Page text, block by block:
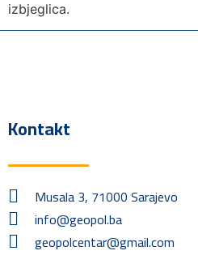
izbjeglica.
Kontakt
Musala 3, 71000 Sarajevo
info@geopol.ba
geopolcentar@gmail.com